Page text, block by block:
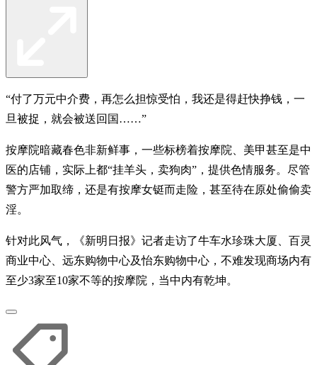
“付了万元中介费，再怎么担惊受怕，我还是得赶快挣钱，一
旦被捉，就会被送回国……”
按摩院暗藏春色非新鲜事，一些标榜着按摩院、美甲甚至是中
医的店铺，实际上都“挂羊头，卖狗肉”，提供色情服务。尽管
警方严加取缔，还是有按摩女铤而走险，甚至待在原处偷偷卖
淫。
针对此风气，《新明日报》记者走访了牛车水珍珠大厦、百灵
商业中心、远东购物中心及怡东购物中心，不难发现商场内有
至少3家至10家不等的按摩院，当中内有乾坤。